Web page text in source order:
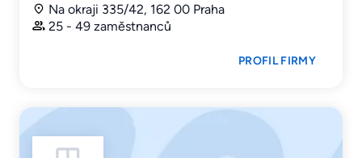
Na okraji 335/42, 162 00 Praha
25 - 49 zaměstnanců
PROFIL FIRMY